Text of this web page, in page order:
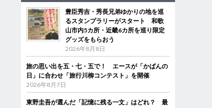
豊臣秀吉・秀長兄弟ゆかりの地を巡
るスタンプラリーがスタート 和歌
山市内5カ所・近畿6カ所を巡り限定
グッズをもらおう
2026年8月8日
旅の思い出を五・七・五で！ エースが「かばんの
日」に合わせ「旅行川柳コンテスト」を開催
2026年8月7日
東野圭吾が選んだ「記憶に残る一文」はどれ？ 最